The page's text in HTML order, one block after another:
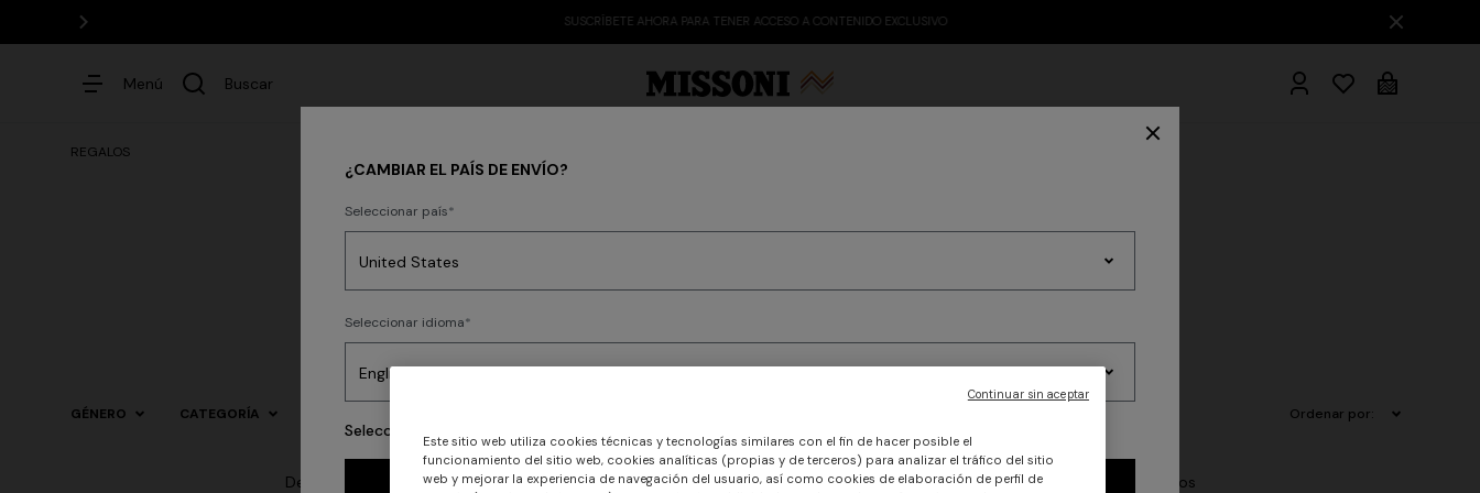
SUSCRÍBETE AHORA PARA TENER ACCESO A CONTENIDO EXCLUSIVO
Menú Buscar
REGALOS
GÉNERO CATEGORÍA Ordenar por:
Descubre nuestras ideas de regalo para ella: desde elegantes prendas de punto hasta accesorios; para él: desde los icónicos
¿CAMBIAR EL PAÍS DE ENVÍO?
Seleccionar país
Seleccionar idioma
Selecciona tu país para descubrir la nueva Colección Missoni
CONFIRMAR
Vestidos Party Edit Albornoces
Este sitio web utiliza cookies técnicas y tecnologías similares con el fin de hacer posible el
funcionamiento del sitio web, cookies analíticas (propias y de terceros) para analizar el tráfico del sitio
web y mejorar la experiencia de navegación del usuario, así como cookies de elaboración de perfil de
Continuar sin aceptar